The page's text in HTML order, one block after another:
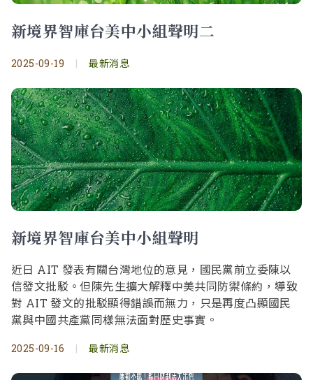
新境界智庫台美中小組聲明二
2025-09-19 | 最新消息
新境界智庫台美中小組聲明
近日 AIT 發表有關台灣地位的意見，國民黨前立委陳以
信發文批駁。但陳先生擴大解釋中美共同防禦條約，導致
對 AIT 發文的批駁顯得錯誤而無力，只是再度凸顯國民
黨與中國共產黨同樣無法面對歷史事實。
2025-09-16 | 最新消息